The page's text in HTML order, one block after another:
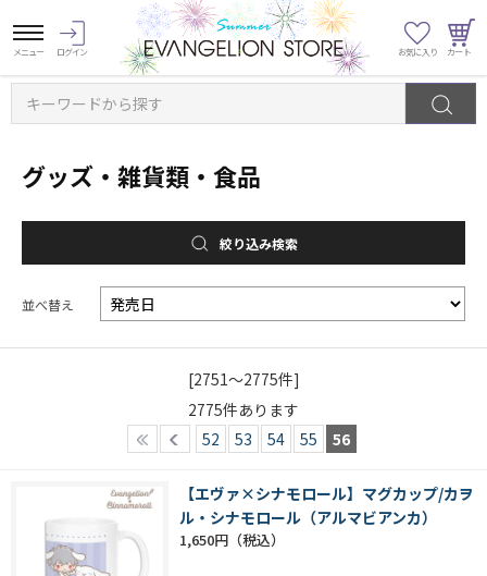
キーワードから探す
グッズ・雑貨類・食品
絞り込み検索
並べ替え
[2751～2775件]
2775件あります
52
53 54 55 56
【エヴァ×シナモロール】マグカップ/カヲ
ル・シナモロール（アルマビアンカ）
1,650円